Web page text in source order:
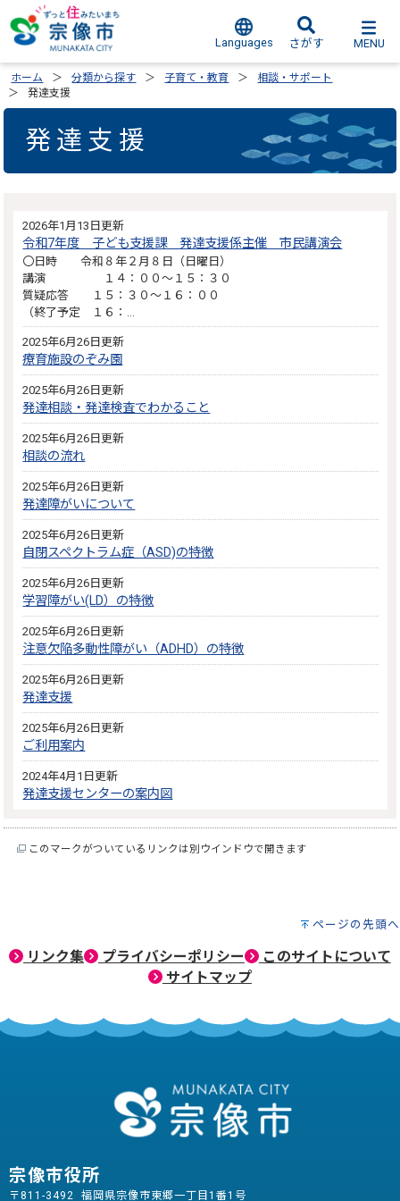
Languages さがす MENU
ホーム 分類から探す 子育て・教育
相談・サポート
発達支援
発達支援
2026年1月13日更新
令和7年度 子ども支援課 発達支援係主催 市民講演会
〇日時 令和８年２月８日（日曜日）
講演 １４：００～１５：３０
質疑応答 １５：３０～１６：００
（終了予定 １６：…
2025年6月26日更新
療育施設のぞみ園
2025年6月26日更新
発達相談・発達検査でわかること
2025年6月26日更新
相談の流れ
2025年6月26日更新
発達障がいについて
2025年6月26日更新
自閉スペクトラム症（ASD)の特徴
2025年6月26日更新
学習障がい(LD）の特徴
2025年6月26日更新
注意欠陥多動性障がい（ADHD）の特徴
2025年6月26日更新
発達支援
2025年6月26日更新
ご利用案内
2024年4月1日更新
発達支援センターの案内図
このマークがついているリンクは別ウインドウで開きます
ページの先頭へ
リンク集 プライバシーポリシー
このサイトについて
サイトマップ
宗像市役所
〒811-3492 福岡県宗像市東郷一丁目1番1号